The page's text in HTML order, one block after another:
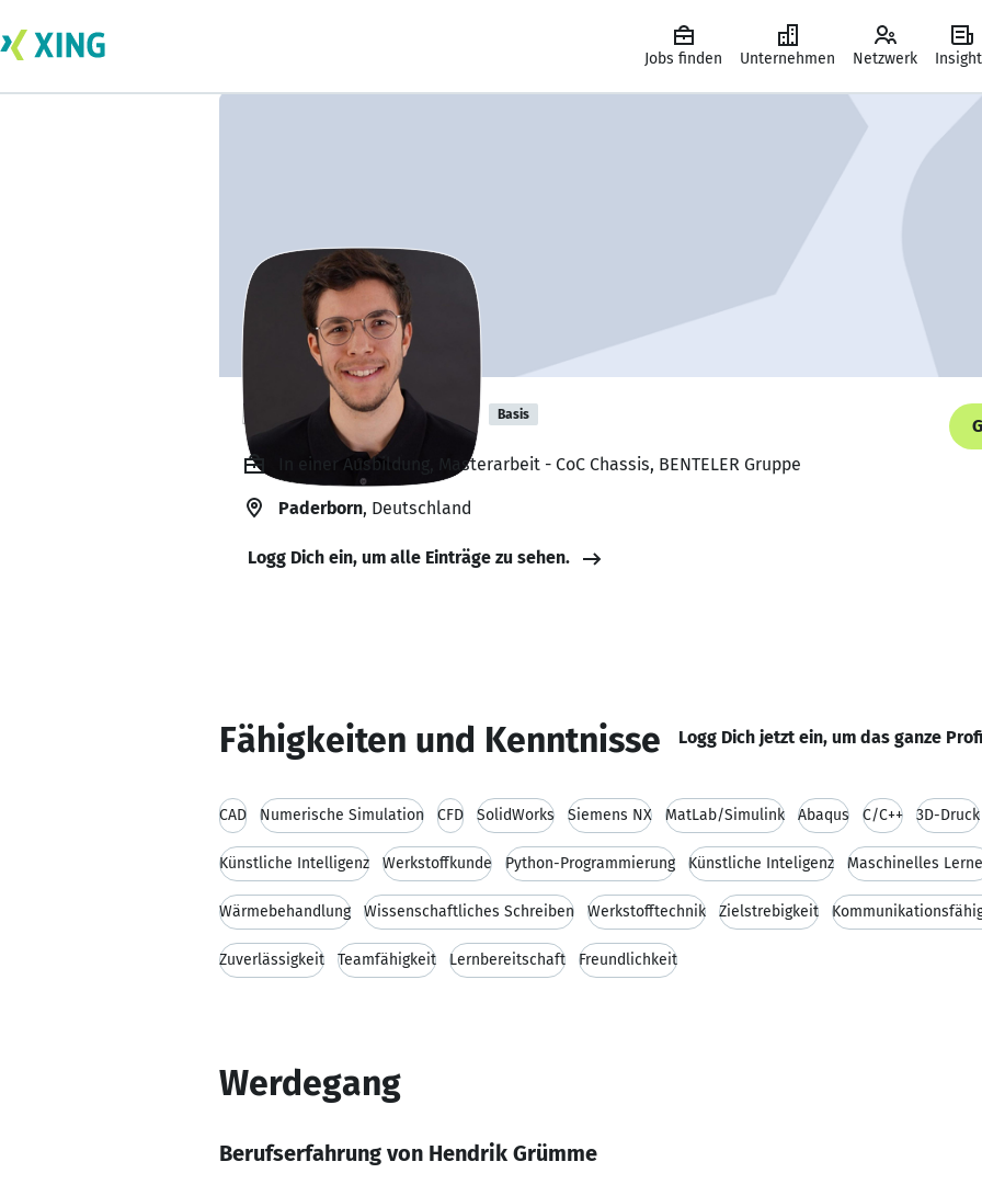
Jobs finden Unternehmen Netzwerk
Hendrik Grümme Basis
In einer Ausbildung, Masterarbeit - CoC Chassis, BENTELER Gruppe
Paderborn, Deutschland
Logg Dich ein, um alle Einträge zu sehen.
Fähigkeiten und Kenntnisse Logg Dich jetzt ein, um das ganze
CAD Numerische Simulation CFD SolidWorks Siemens NX MatLab/Simulink Abaqus C/C++ 3D-Druck
Künstliche Intelligenz Werkstoffkunde Python-Programmierung Künstliche Inteligenz Maschinelles
Wärmebehandlung Wissenschaftliches Schreiben Werkstofftechnik Zielstrebigkeit
Zuverlässigkeit Teamfähigkeit Lernbereitschaft Freundlichkeit
Werdegang
Berufserfahrung von Hendrik Grümme